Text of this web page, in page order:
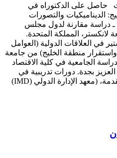
حاصل على الدكتوراه في
الديناميكيات والتصورات
1968 ـ 2003م ـ دراسة مقارنة لدول مجلس
لانكستر، المملكة المتحدة.
في العلاقات الدولية (العوامل
واستقرار منطقة الخليج) من جامعة
الجامعية في كلية الاقتصاد
العزيز بجدة. دورات تدريبية في
مجال القيادة والإدارة المتقدمة، (معهد الإدارة الدولي (IMD)